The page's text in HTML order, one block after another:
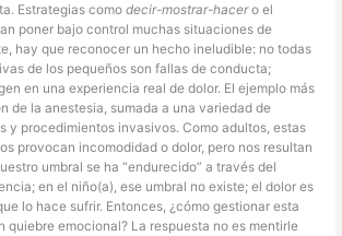
Estrategias comodecir-mostrar-hacero el
poner bajo control muchas situaciones de
hay que reconocer un hecho ineludible: no todas
de los pequeños son fallas de conducta;
en una experiencia real de dolor. El ejemplo más
de la anestesia, sumada a una variedad de
y procedimientos invasivos. Como adultos, estas
provocan incomodidad o dolor, pero nos resultan
umbral se ha “endurecido” a través del
en el niño(a), ese umbral no existe; el dolor es
lo hace sufrir. Entonces, ¿cómo gestionar esta
quiebre emocional? La respuesta no es mentirle